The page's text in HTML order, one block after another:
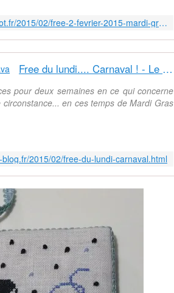
http://zechroniquesfamilleimparfaite.blogspot.fr/2015/02/free-2-fevrier-2015-mardi-gras-in.html
Free du lundi.... Carnaval ! - Le blog de vava
pour deux semaines en ce qui concerne
en ces temps de Mardi Gras
2015/02/free-du-lundi-carnaval.html